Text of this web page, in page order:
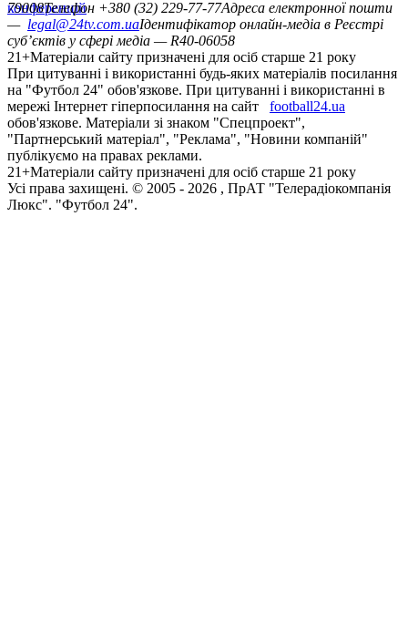
конференцій
79008Телефон +380 (32) 229-77-77Адреса електронної пошти
— legal@24tv.com.uaІдентифікатор онлайн-медіа в Реєстрі
суб’єктів у сфері медіа — R40-06058
21+Матеріали сайту призначені для осіб старше 21 року
При цитуванні і використанні будь-яких матеріалів посилання
на "Футбол 24" обов'язкове. При цитуванні і використанні в
мережі Інтернет гіперпосилання на сайт
football24.ua
обов'язкове. Матеріали зі знаком "Спецпроект",
"Партнерський матеріал", "Реклама", "Новини компаній"
публікуємо на правах реклами.
21+Матеріали сайту призначені для осіб старше 21 року
Усi права захищенi. © 2005 - 2026 , ПрАТ "Телерадіокомпанія
Люкс". "Футбол 24".